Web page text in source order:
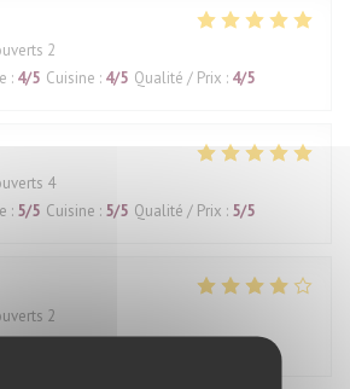
2
: 4/5 Cuisine : 4/5 Qualité / Prix : 4/5
4
: 5/5 Cuisine : 5/5 Qualité / Prix : 5/5
2
:4/5 Cuisine:4/5 Qualité / Prix:4/5